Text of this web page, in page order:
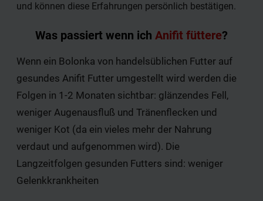
und können diese Erfahrungen persönlich bestätigen.
Was passiert wenn ich Anifit füttere?
Wenn ein Bolonka von handelsüblichen Futter auf
gesundes Anifit Futter umgestellt wird werden die
Folgen in 1-2 Monaten sichtbar: glänzendes Fell,
weniger Augenausfluß und Tränenflecken und
weniger Kot (da ein vieles mehr der Nahrung
verdaut und aufgenommen wird). Die
Langzeitfolgen gesunden Futters sind: weniger
Gelenkkrankheiten